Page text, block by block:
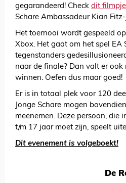
gegarandeerd! Check dit filmpje
Schare Ambassadeur Kian
Het toernooi wordt gespeeld
Xbox. Het gaat om het spel EA
tegenstanders
naar de finale? Dan valt er ook
winnen. Oefen dus maar goed!
Er is in totaal plek voor 120
Jonge Schare mogen
meenemen. Deze persoon, die
t/m 17 jaar moet zijn, speelt
Dit evenement is volgeboekt!
De